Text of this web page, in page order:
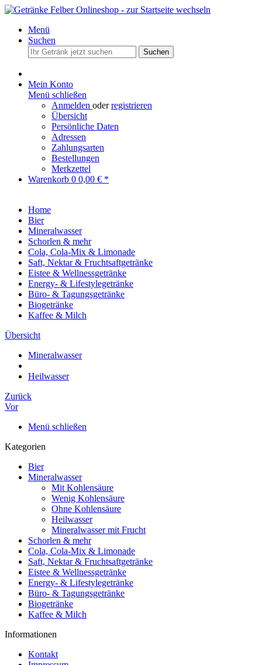
Menü
Suchen
Suchen
Mein Konto
Menü schließen
Anmelden oderregistrieren
Übersicht
Persönliche Daten
Adressen
Zahlungsarten
Bestellungen
Merkzettel
Warenkorb 0 0,00 € *
Home
Bier
Mineralwasser
Schorlen & mehr
Cola, Cola-Mix & Limonade
Saft, Nektar & Fruchtsaftgetränke
Eistee & Wellnessgetränke
Energy- & Lifestylegetränke
Büro- & Tagungsgetränke
Biogetränke
Kaffee & Milch
Übersicht
Mineralwasser
Heilwasser
Zurück
Vor
Menü schließen
Kategorien
Bier
Mineralwasser
Mit Kohlensäure
Wenig Kohlensäure
Ohne Kohlensäure
Heilwasser
Mineralwasser mit Frucht
Schorlen & mehr
Cola, Cola-Mix & Limonade
Saft, Nektar & Fruchtsaftgetränke
Eistee & Wellnessgetränke
Energy- & Lifestylegetränke
Büro- & Tagungsgetränke
Biogetränke
Kaffee & Milch
Informationen
Kontakt